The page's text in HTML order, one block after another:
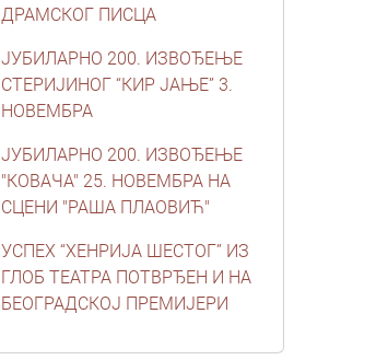
ДРАМСКОГ ПИСЦА
ЈУБИЛАРНО 200. ИЗВОЂЕЊЕ
СТЕРИЈИНОГ “КИР ЈАЊЕ” 3.
НОВЕМБРА
ЈУБИЛАРНО 200. ИЗВОЂЕЊЕ
"КОВАЧА" 25. НОВЕМБРА НА
СЦЕНИ "РАША ПЛАОВИЋ"
УСПЕХ “ХЕНРИЈА ШЕСТОГ” ИЗ
ГЛОБ ТЕАТРА ПОТВРЂЕН И НА
БЕОГРАДСКОЈ ПРЕМИЈЕРИ